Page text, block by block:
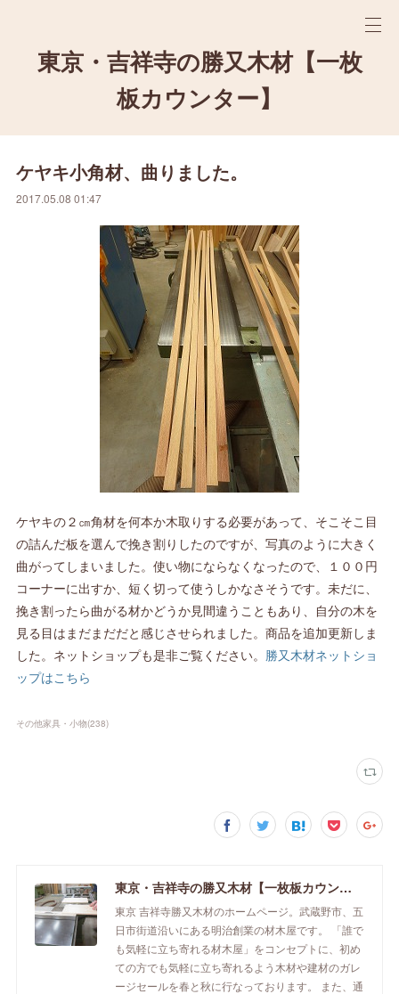
東京・吉祥寺の勝又木材【一枚
板カウンター】
ケヤキ小角材、曲りました。
2017.05.08 01:47
ケヤキの２㎝角材を何本か木取りする必要があって、そこそこ目
の詰んだ板を選んで挽き割りしたのですが、写真のように大きく
曲がってしまいました。使い物にならなくなったので、１００円
コーナーに出すか、短く切って使うしかなさそうです。未だに、
挽き割ったら曲がる材かどうか見間違うこともあり、自分の木を
見る目はまだまだだと感じさせられました。商品を追加更新しま
した。ネットショップも是非ご覧ください。 勝又木材ネットショ
ップはこちら
その他家具・小物(238)
東京・吉祥寺の勝又木材【一枚板カウンター】
東京 吉祥寺勝又木材のホームページ。武蔵野市、五
日市街道沿いにある明治創業の材木屋です。 「誰で
も気軽に立ち寄れる材木屋」をコンセプトに、初め
ての方でも気軽に立ち寄れるよう木材や建材のガレ
ージセールを春と秋に行なっております。 また、通